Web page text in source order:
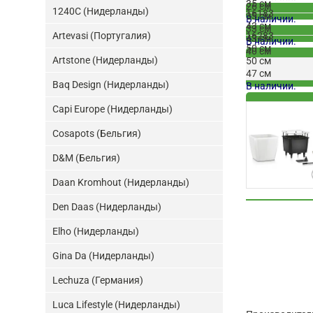
26 см
В наличии.
35 см
35 см
33 см
В наличии.
16183
43 см
43 см
40 см
В наличии.
16283
50 см
50 см
47 см
В наличии.
1240C (Нидерланды)
Artevasi (Португалия)
Artstone (Нидерланды)
Baq Design (Нидерланды)
Capi Europe (Нидерланды)
Cosapots (Бельгия)
D&M (Бельгия)
Daan Kromhout (Нидерланды)
Den Daas (Нидерланды)
Elho (Нидерланды)
Gina Da (Нидерланды)
Lechuza (Германия)
Luca Lifestyle (Нидерланды)